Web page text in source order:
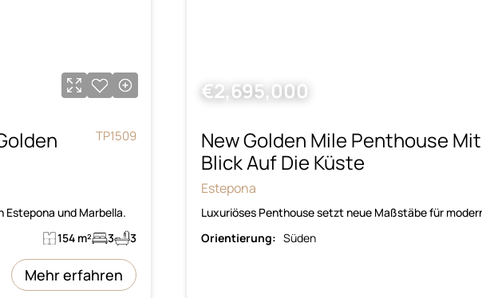
TP1509
und Marbella.
154 m² 3 3
Mehr erfahren
€2,695,000
New Golden Mile Penthouse
Blick Auf Die Küste
Estepona
Luxuriöses Penthouse setzt neue Maßstäbe für
Orientierung: Süden